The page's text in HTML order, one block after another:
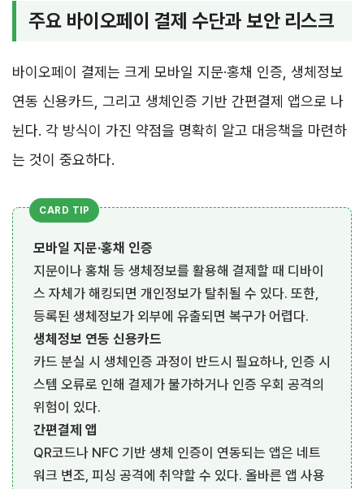
주요 바이오페이 결제 수단과 보안 리스크
바이오페이 결제는 크게 모바일 지문·홍채 인증, 생체정보
연동 신용카드, 그리고 생체인증 기반 간편결제 앱으로 나
뉜다. 각 방식이 가진 약점을 명확히 알고 대응책을 마련하
는 것이 중요하다.
모바일 지문·홍채 인증
지문이나 홍채 등 생체정보를 활용해 결제할 때 디바이
스 자체가 해킹되면 개인정보가 탈취될 수 있다. 또한,
등록된 생체정보가 외부에 유출되면 복구가 어렵다.
생체정보 연동 신용카드
카드 분실 시 생체인증 과정이 반드시 필요하나, 인증 시
스템 오류로 인해 결제가 불가하거나 인증 우회 공격의
위험이 있다.
간편결제 앱
QR코드나 NFC 기반 생체 인증이 연동되는 앱은 네트
워크 변조, 피싱 공격에 취약할 수 있다. 올바른 앱 사용